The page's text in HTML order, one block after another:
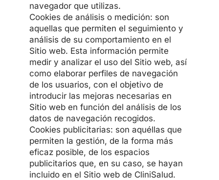
navegador que utilizas.
Cookies de análisis o medición: son
aquellas que permiten el seguimiento y
análisis de su comportamiento en el
Sitio web. Esta información permite
medir y analizar el uso del Sitio web, así
como elaborar perfiles de navegación
de los usuarios, con el objetivo de
introducir las mejoras necesarias en
Sitio web en función del análisis de los
datos de navegación recogidos.
Cookies publicitarias: son aquéllas que
permiten la gestión, de la forma más
eficaz posible, de los espacios
publicitarios que, en su caso, se hayan
incluido en el Sitio web de CliniSalud.